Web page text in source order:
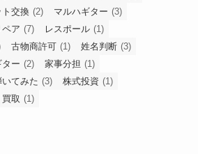
ト交換 (2) マルハギター (3)
ペア (7) レスポール (1)
古物商許可 (1) 姓名判断 (3)
ー (2) 家事分担 (1)
いてみた (3) 株式投資 (1)
買取 (1)